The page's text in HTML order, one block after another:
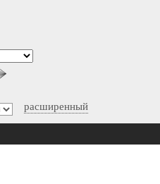
расширенный